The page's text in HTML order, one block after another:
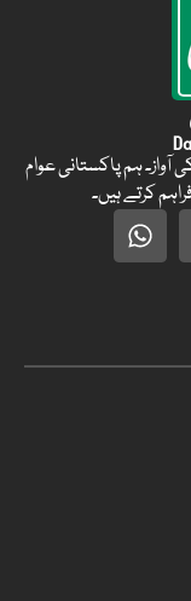
کی آواز۔ ہم پاکستانی عوام
کرتے ہیں۔